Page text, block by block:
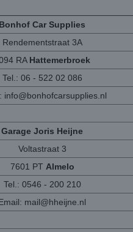
Bonhof Car Supplies
Rendementstraat 3A
RA Hattemerbroek
Tel.: 06 - 522 02 086
info@bonhofcarsupplies.nl
Garage Joris Heijne
Voltastraat 3
7601 PT Almelo
Tel.: 0546 - 200 210
mail@hheijne.nl